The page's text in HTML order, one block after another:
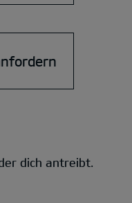
dich antreibt.